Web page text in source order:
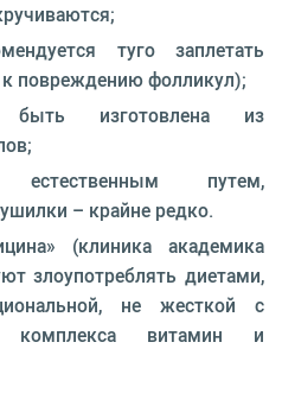
туго заплетать
повреждению фолликул);
быть изготовлена из
путем,
– крайне редко.
(клиника академика
злоупотреблять диетами,
не жесткой с
комплекса витамин и